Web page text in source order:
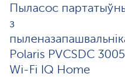
Пыласос
з
Polaris PVCSDC 3005
Wi-Fi IQ Home